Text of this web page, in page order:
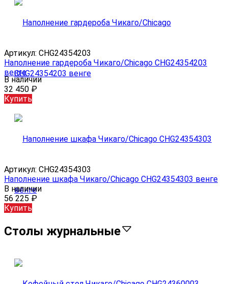
Артикул: CHG24354203
Наполнение гардероба Чикаго/Chicago CHG24354203
венге
В наличии
32 450 ₽
Купить
Артикул: CHG24354303
Наполнение шкафа Чикаго/Chicago CHG24354303 венге
В наличии
56 225 ₽
Купить
Столы журнальные